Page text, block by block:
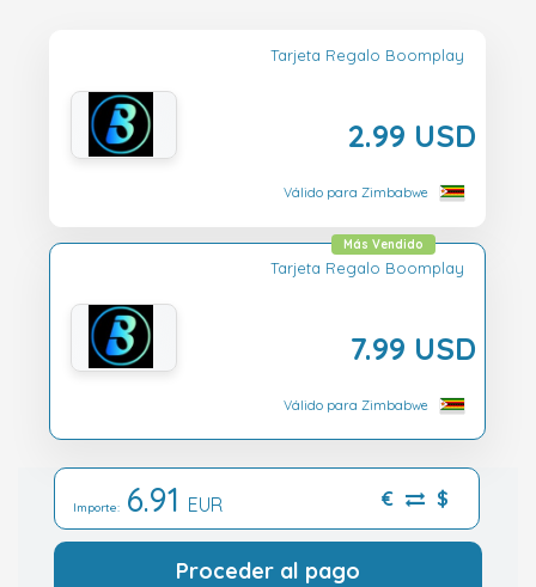
Tarjeta Regalo Boomplay
2.99 USD
Válido para Zimbabwe
Tarjeta Regalo Boomplay
7.99 USD
Más Vendido
Válido para Zimbabwe
Importe: 6.91 EUR € $
Proceder al pago